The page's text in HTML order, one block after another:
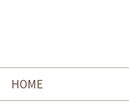
HOME